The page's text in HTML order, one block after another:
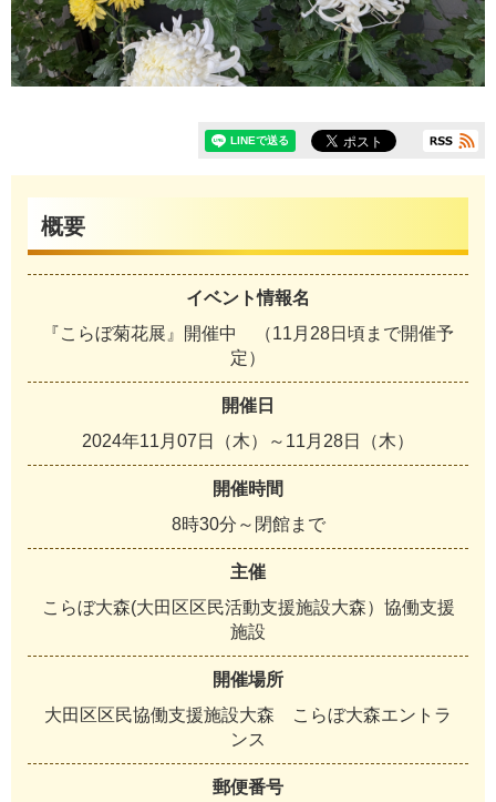
概要
イベント情報名
『こらぼ菊花展』開催中 （11月28日頃まで開催予
定）
開催日
2024年11月07日（木）～11月28日（木）
開催時間
8時30分～閉館まで
主催
こらぼ大森(大田区区民活動支援施設大森）協働支援
施設
開催場所
大田区区民協働支援施設大森 こらぼ大森エントラ
ンス
郵便番号